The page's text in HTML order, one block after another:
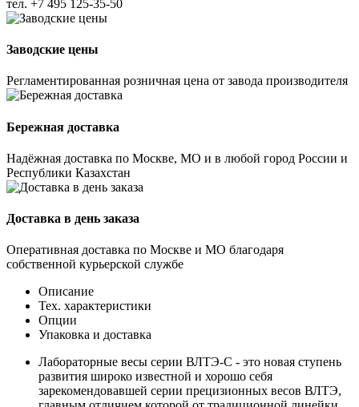
тел. +7 495 125-35-50
Заводские цены
Регламентированная розничная цена от завода производителя
Бережная доставка
Надёжная доставка по Москве, МО и в любой город России и
Республики Казахстан
Доставка в день заказа
Оперативная доставка по Москве и МО благодаря
собственной курьерской службе
Описание
Тех. характеристики
Опции
Упаковка и доставка
Лабораторные весы серии ВЛТЭ-С - это новая ступень
развития широко известной и хорошо себя
зарекомендовавшей серии прецизионных весов ВЛТЭ,